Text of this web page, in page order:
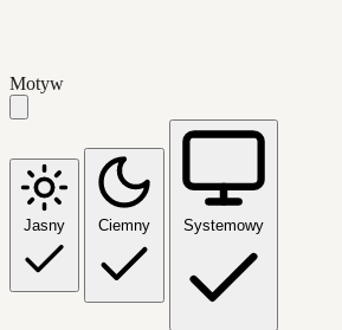
Motyw
Jasny Ciemny Systemowy